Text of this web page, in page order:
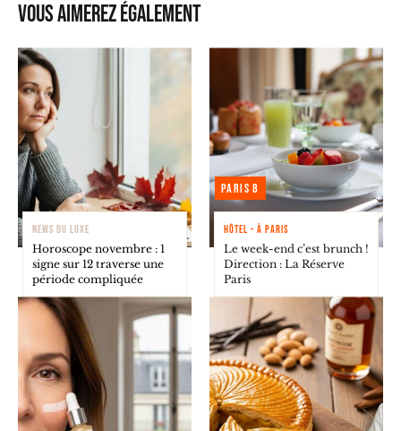
Vous aimerez également
NEWS DU LUXE
Horoscope novembre : 1
signe sur 12 traverse une
période compliquée
Paris 8
HÔTEL - À PARIS
Le week-end c’est brunch !
Direction : La Réserve
Paris